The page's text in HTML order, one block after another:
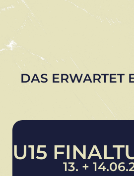
DAS ERWARTET
U15
13. +